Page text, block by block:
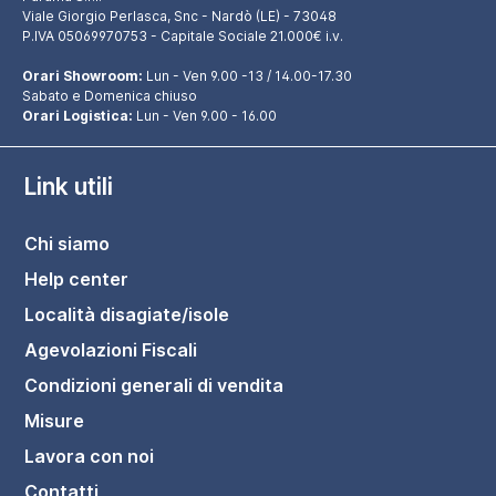
Viale Giorgio Perlasca, Snc - Nardò (LE) - 73048
P.IVA 05069970753 - Capitale Sociale 21.000€ i.v.
Orari Showroom: Lun - Ven 9.00 -13 / 14.00-17.30
Sabato e Domenica chiuso
Orari Logistica: Lun - Ven 9.00 - 16.00
Link utili
Chi siamo
Help center
Località disagiate/isole
Agevolazioni Fiscali
Condizioni generali di vendita
Misure
Lavora con noi
Contatti